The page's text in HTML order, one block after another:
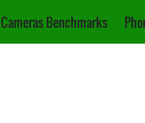
Cameras Benchmarks